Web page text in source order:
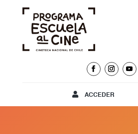
ACCEDER